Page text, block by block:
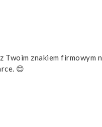
z Twoim znakiem firmowym
😊